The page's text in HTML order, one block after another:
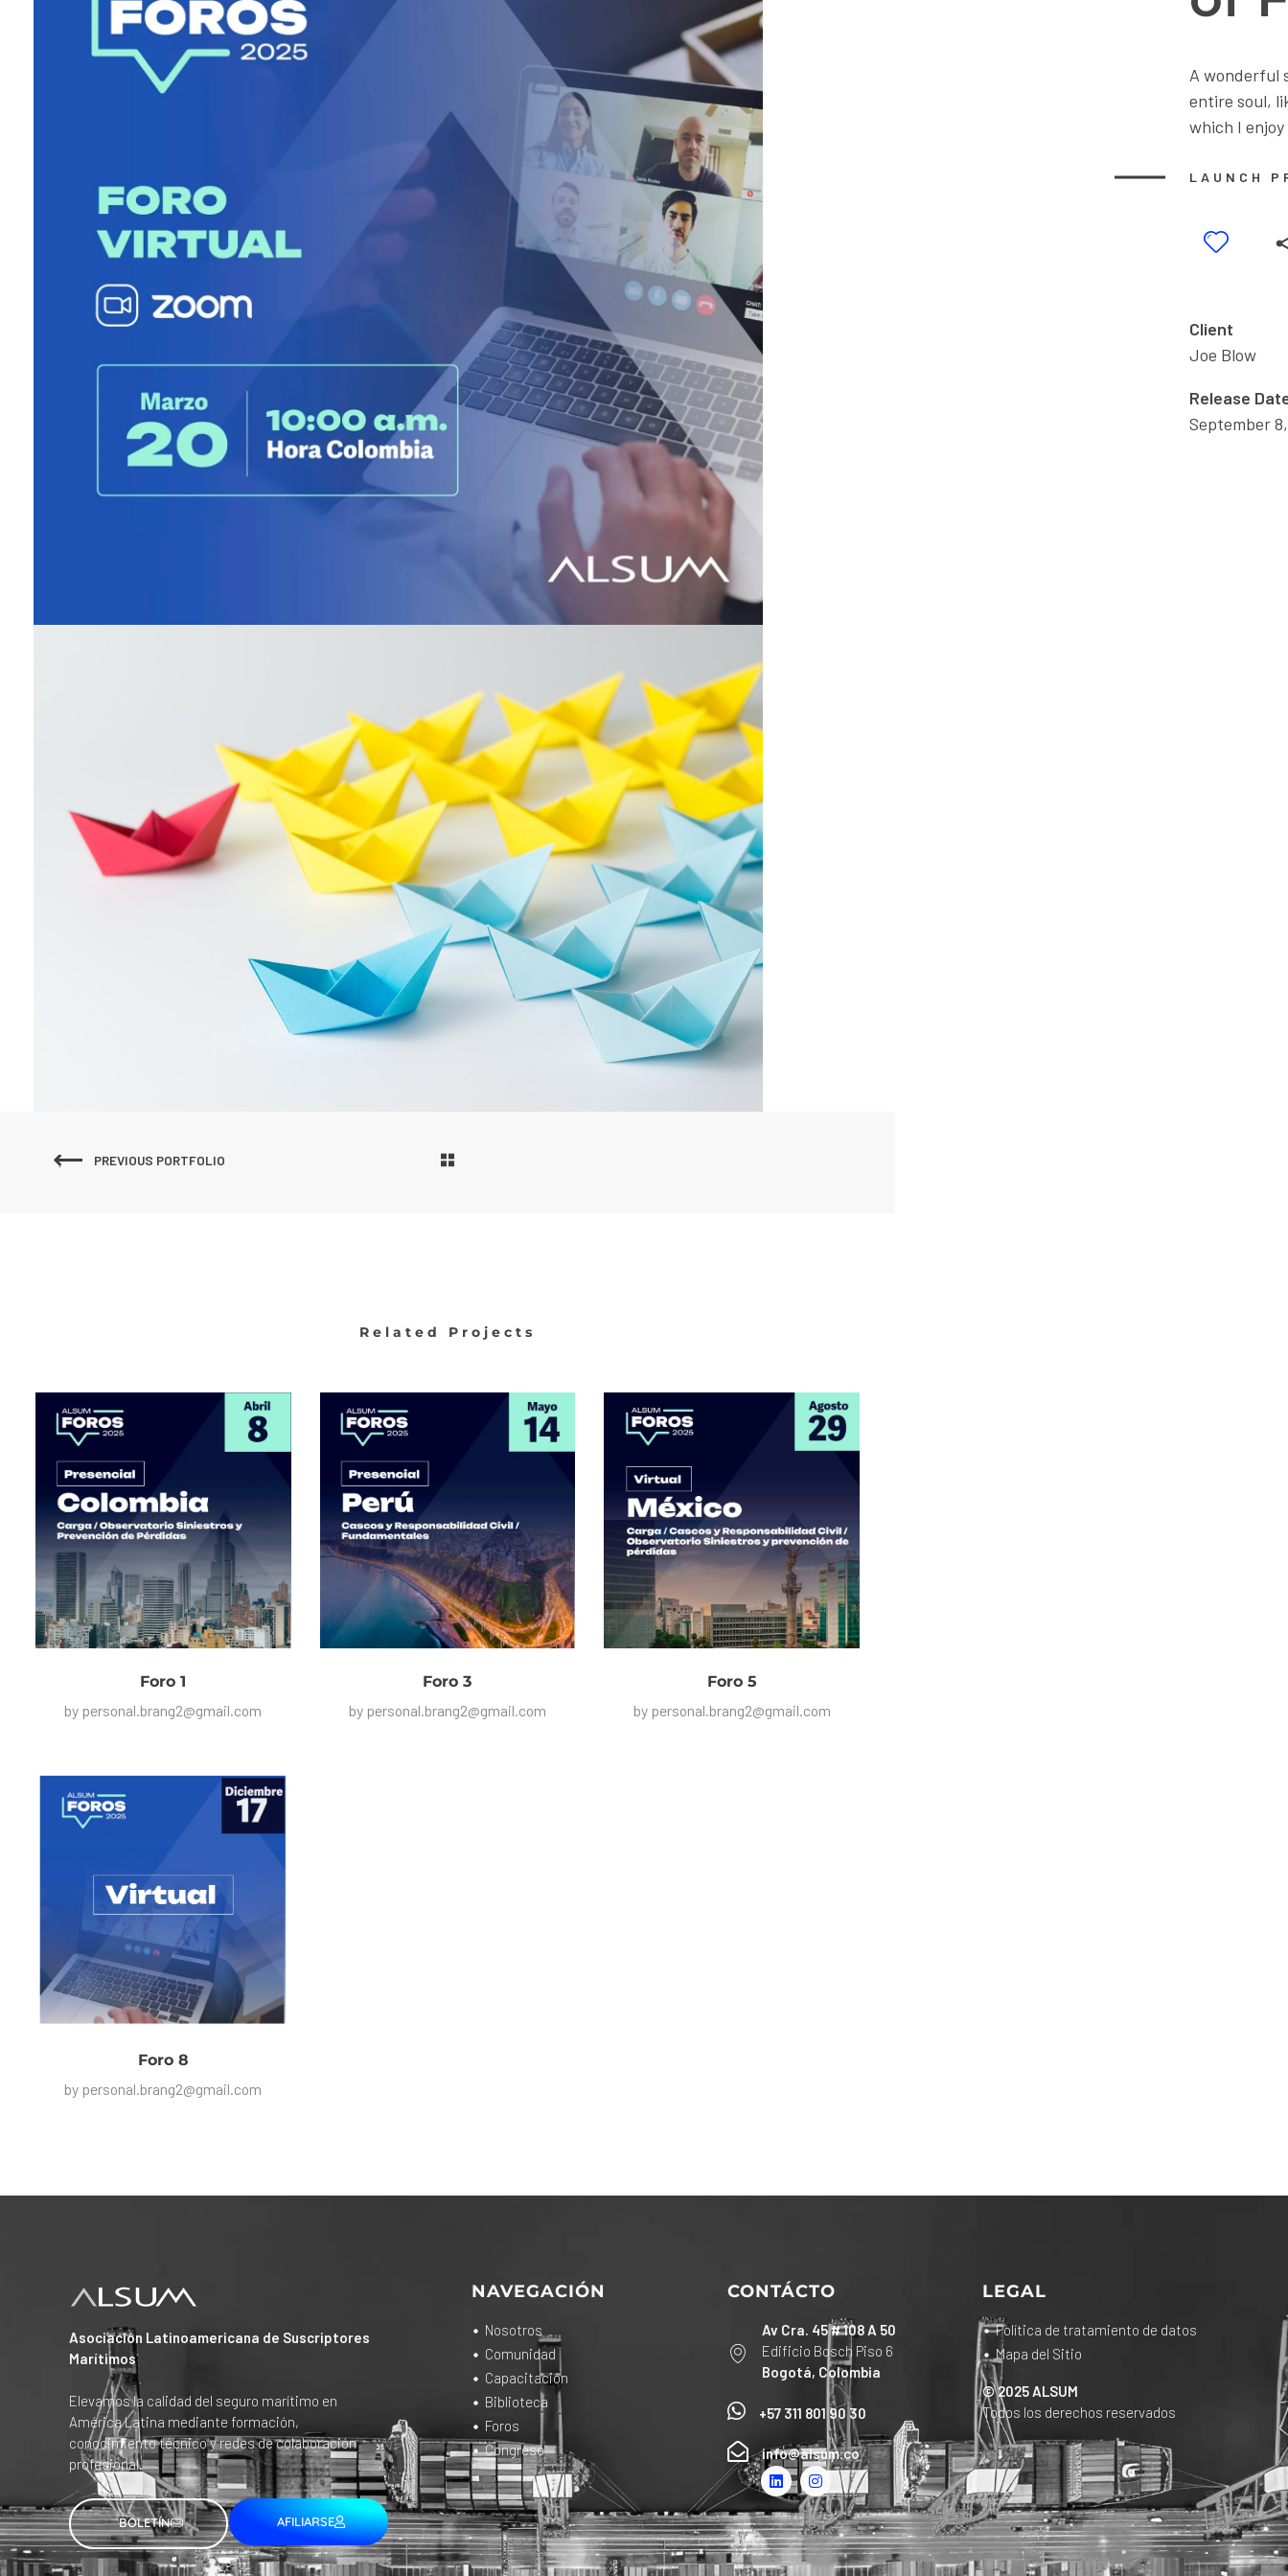
A wonderful
entire soul,
which I
LAUNCH
Client
Joe Blow
Release
September
PREVIOUS PORTFOLIO
Related Projects
Foro 1
by personal.brang2@gmail.com
Foro 3
by personal.brang2@gmail.com
Foro 5
by personal.brang2@gmail.com
Foro 8
by personal.brang2@gmail.com
Asociación Latinoamericana de Suscriptores
Marítimos
Elevamos la calidad del seguro marítimo en
América Latina mediante formación,
conocimiento técnico y redes de colaboración
profesional.
BOLETÍN AFILIARSE
NAVEGACIÓN
Nosotros
Comunidad
Capacitación
Biblioteca
Foros
Congreso
CONTÁCTO
Av Cra. 45 # 108 A 50
Edificio Bosch Piso 6
Bogotá, Colombia
+57 311 801 90 30
info@alsum.co
LEGAL
Política de tratamiento de datos
Mapa del Sitio
© 2025 ALSUM
Todos los derechos reservados